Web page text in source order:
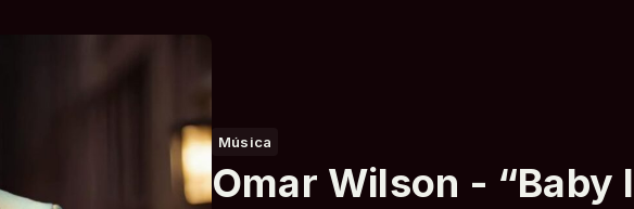
Música
Omar Wilson - “Baby